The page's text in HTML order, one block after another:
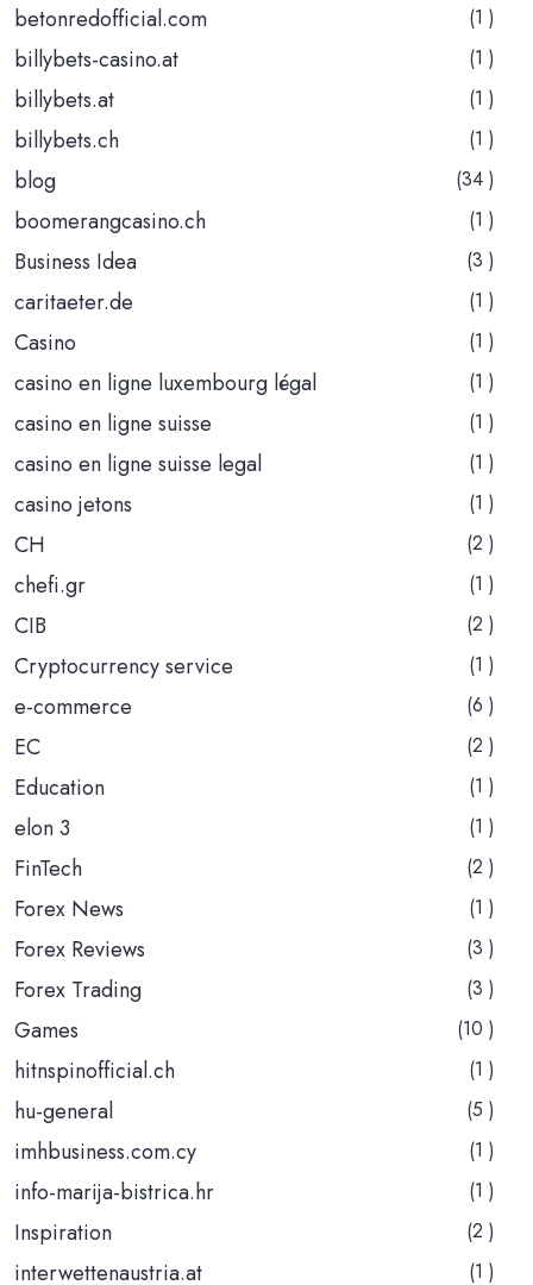
betonredofficial.com (1 )
billybets-casino.at (1 )
billybets.at (1 )
billybets.ch (1 )
blog (34 )
boomerangcasino.ch (1 )
Business Idea (3 )
caritaeter.de (1 )
Casino (1 )
casino en ligne luxembourg légal (1 )
casino en ligne suisse (1 )
casino en ligne suisse legal (1 )
casino jetons (1 )
CH (2 )
chefi.gr (1 )
CIB (2 )
Cryptocurrency service (1 )
e-commerce (6 )
EC (2 )
Education (1 )
elon 3 (1 )
FinTech (2 )
Forex News (1 )
Forex Reviews (3 )
Forex Trading (3 )
Games (10 )
hitnspinofficial.ch (1 )
hu-general (5 )
imhbusiness.com.cy (1 )
info-marija-bistrica.hr (1 )
Inspiration (2 )
interwettenaustria.at (1 )